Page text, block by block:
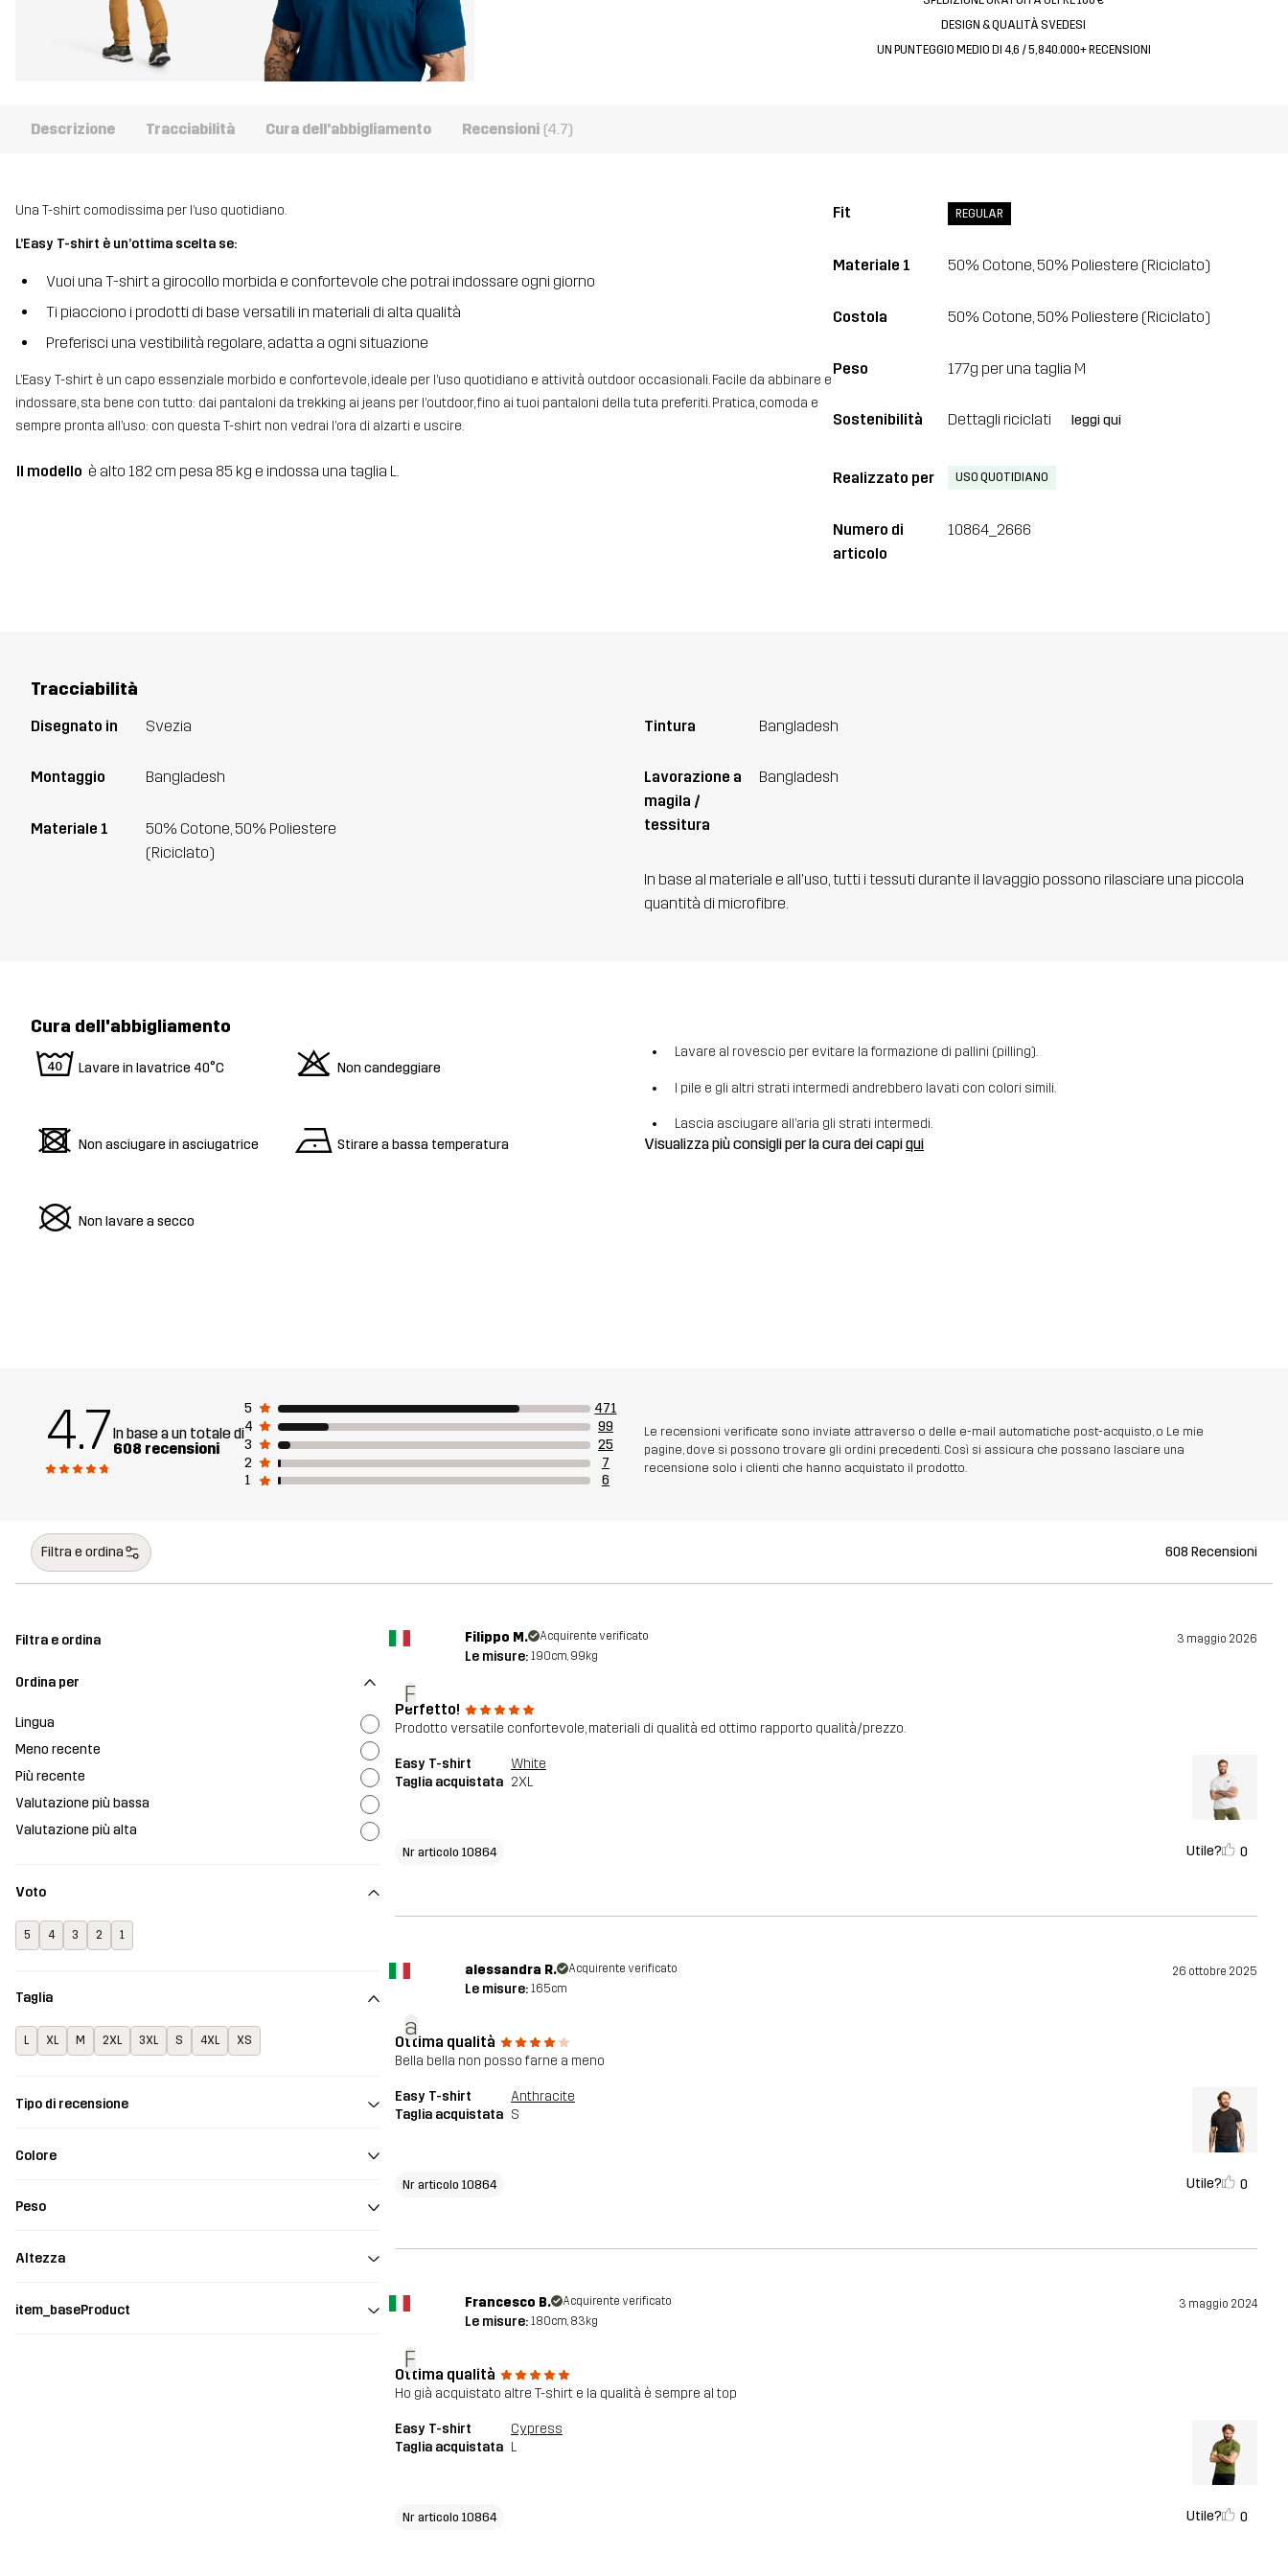
DESIGN & QUALITÀ SVEDESI
UN PUNTEGGIO MEDIO DI 4,6 / 5, 840.000+ RECENSIONI
Descrizione Tracciabilità Cura dell'abbigliamento Recensioni (4.7)
Una T-shirt comodissima per l’uso quotidiano.
L’Easy T-shirt è un’ottima scelta se:
Vuoi una T-shirt a girocollo morbida e confortevole che potrai indossare ogni giorno
Ti piacciono i prodotti di base versatili in materiali di alta qualità
Preferisci una vestibilità regolare, adatta a ogni situazione
L’Easy T-shirt è un capo essenziale morbido e confortevole, ideale per l’uso quotidiano e attività outdoor occasionali. Facile da abbinare e
indossare, sta bene con tutto: dai pantaloni da trekking ai jeans per l’outdoor, fino ai tuoi pantaloni della tuta preferiti. Pratica, comoda e
sempre pronta all’uso: con questa T-shirt non vedrai l’ora di alzarti e uscire.
Il modello è alto 182 cm pesa 85 kg e indossa una taglia L.
Fit REGULAR
Materiale 1 50% Cotone, 50% Poliestere (Riciclato)
Costola 50% Cotone, 50% Poliestere (Riciclato)
Peso 177g per una taglia M
Sostenibilità Dettagli riciclati leggi qui
Realizzato per USO QUOTIDIANO
Numero di
articolo
10864_2666
Tracciabilità
Disegnato in Svezia
Montaggio Bangladesh
Materiale 1
50% Cotone, 50% Poliestere
(Riciclato)
Tintura Bangladesh
Lavorazione a
magila /
tessitura
Bangladesh
In base al materiale e all'uso, tutti i tessuti durante il lavaggio possono rilasciare una piccola
quantità di microfibre.
Cura dell'abbigliamento
8 Lavare in lavatrice 40°C o Non candeggiare
d Non asciugare in asciugatrice n Stirare a bassa temperatura
U Non lavare a secco
Lavare al rovescio per evitare la formazione di pallini (pilling).
I pile e gli altri strati intermedi andrebbero lavati con colori simili.
Lascia asciugare all’aria gli strati intermedi.
Visualizza più consigli per la cura dei capiqui
4.7In base a un totale di
608 recensioni
5
471
4
99
3
25
2
7
1
6
Le recensioni verificate sono inviate attraverso o delle e-mail automatiche post-acquisto, o Le mie
pagine, dove si possono trovare gli ordini precedenti. Così si assicura che possano lasciare una
recensione solo i clienti che hanno acquistato il prodotto.
Filtra e ordina 608 Recensioni
Filtra e ordina
Ordina per
Lingua
Meno recente
Più recente
Valutazione più bassa
Valutazione più alta
Voto
5 4 3 2 1
Taglia
L XL M 2XL 3XL S 4XL XS
Tipo di recensione
Colore
Peso
Altezza
item_baseProduct
F
Filippo M. Acquirente verificato 3 maggio 2026
Le misure: 190cm, 99kg
Perfetto!
Prodotto versatile confortevole, materiali di qualità ed ottimo rapporto qualità/prezzo.
Easy T-shirt
White
Taglia acquistata 2XL
Nr articolo 10864 Utile? 0
a
alessandra R. Acquirente verificato 26 ottobre 2025
Le misure: 165cm
Ottima qualità
Bella bella non posso farne a meno
Easy T-shirt
Anthracite
Taglia acquistata S
Nr articolo 10864 Utile? 0
F
Francesco B. Acquirente verificato 3 maggio 2024
Le misure: 180cm, 83kg
Ottima qualità
Ho già acquistato altre T-shirt e la qualità è sempre al top
Easy T-shirt
Cypress
Taglia acquistata L
Nr articolo 10864 Utile? 0